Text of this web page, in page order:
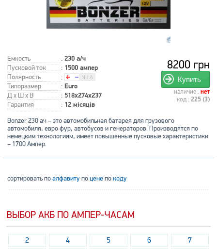
Емкость : 230 а/ч
Пусковой ток : 1500 ампер
Полярность
:
Типоразмер
: Euro
Д x Ш x В : 518x274x237
Гарантия : 12 місяців
8200 грн
Купить
наличие : нет
код : 225 (3)
Bonzer 230 ач – это автомобильная батарея для грузового
автомобиля, евро фур, автобусов и генераторов. Производятся по
немецким технологиям, имеет повышенные пусковые характеристики
– 1700 Ампер.
сортировать поалфавитупоценепокоду
ВЫБОР АКБ ПО АМПЕР-ЧАСАМ
2 4 5 6
7